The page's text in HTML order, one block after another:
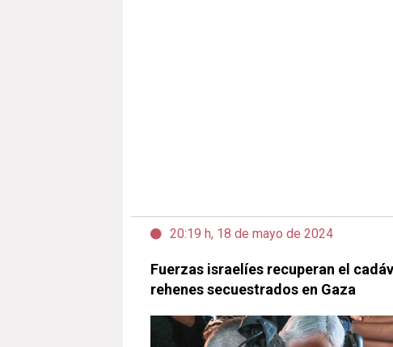
20:19 h, 18 de mayo de 2024
Fuerzas israelíes recuperan el
rehenes secuestrados en Gaza